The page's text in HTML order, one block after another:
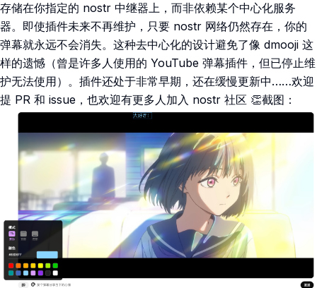
存储在你指定的 nostr 中继器上，而非依赖某个中心化服务
器。即使插件未来不再维护，只要 nostr 网络仍然存在，你的
弹幕就永远不会消失。这种去中心化的设计避免了像 dmooji 这
样的遗憾（曾是许多人使用的 YouTube 弹幕插件，但已停止维
护无法使用）。插件还处于非常早期，还在缓慢更新中……欢迎
提 PR 和 issue，也欢迎有更多人加入 nostr 社区 👏截图：